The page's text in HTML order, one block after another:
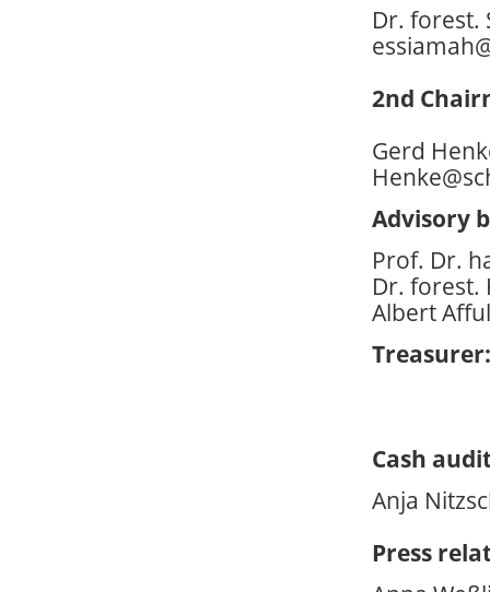
Dr. forest.
2nd
Gerd
Advisory
Prof. Dr.
Dr. forest.
Albert Afful
Treasurer:
Cash
Anja
Press